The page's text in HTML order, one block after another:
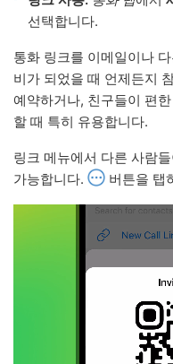
선택합니다.
통화 링크를 이메일이나
비가 되었을 때 언제든지
예약하거나, 친구들이 편
할 때 특히 유용합니다.
링크 메뉴에서 다른 사람
가능합니다.
버튼을 탭